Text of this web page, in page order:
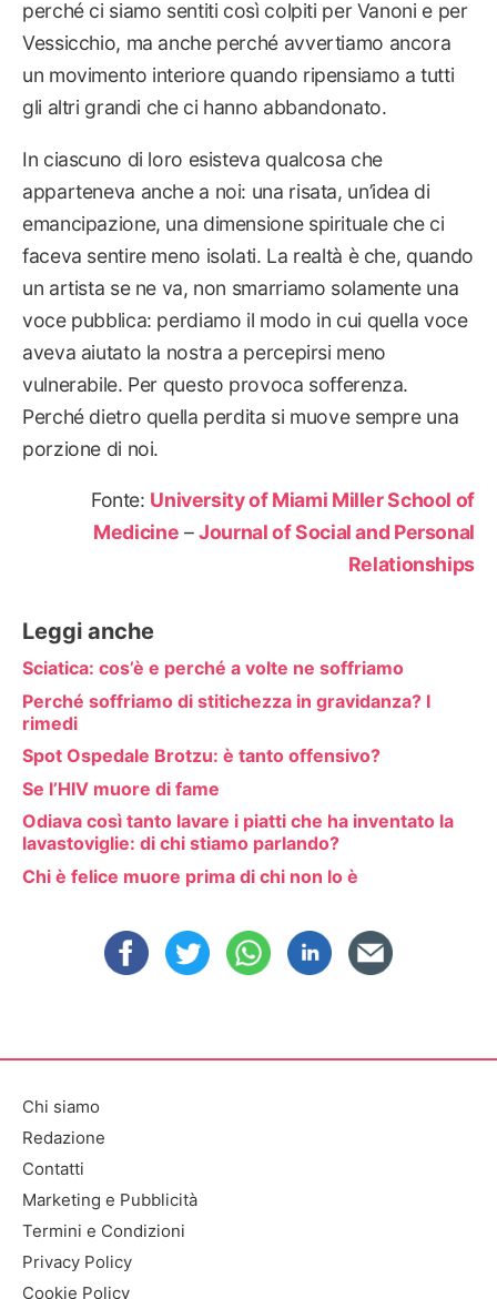
perché ci siamo sentiti così colpiti per Vanoni e per
Vessicchio, ma anche perché avvertiamo ancora
un movimento interiore quando ripensiamo a tutti
gli altri grandi che ci hanno abbandonato.
In ciascuno di loro esisteva qualcosa che
apparteneva anche a noi: una risata, un’idea di
emancipazione, una dimensione spirituale che ci
faceva sentire meno isolati. La realtà è che, quando
un artista se ne va, non smarriamo solamente una
voce pubblica: perdiamo il modo in cui quella voce
aveva aiutato la nostra a percepirsi meno
vulnerabile. Per questo provoca sofferenza.
Perché dietro quella perdita si muove sempre una
porzione di noi.
Fonte: University of Miami Miller School of
Medicine –Journal of Social and Personal
Relationships
Leggi anche
Sciatica: cos’è e perché a volte ne soffriamo
Perché soffriamo di stitichezza in gravidanza? I
rimedi
Spot Ospedale Brotzu: è tanto offensivo?
Se l’HIV muore di fame
Odiava così tanto lavare i piatti che ha inventato la
lavastoviglie: di chi stiamo parlando?
Chi è felice muore prima di chi non lo è
Chi siamo
Redazione
Contatti
Marketing e Pubblicità
Termini e Condizioni
Privacy Policy
Cookie Policy